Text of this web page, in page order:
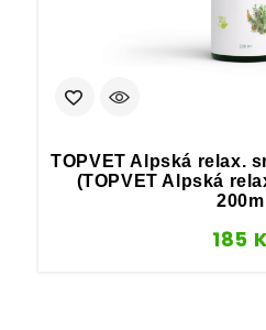
TOPVET Alpská relax.
(TOPVET Alpská
185